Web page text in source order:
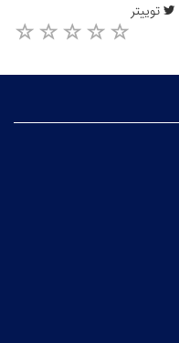
توییتر